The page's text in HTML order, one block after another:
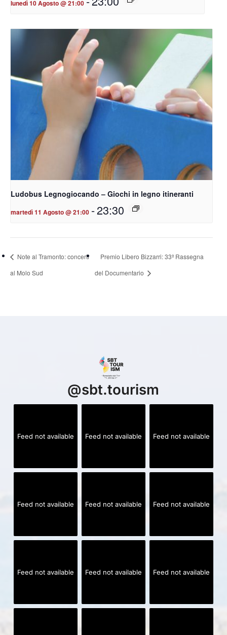
lunedì 10 Agosto @ 21:00
Ludobus Legnogiocando – Giochi in legno itineranti
martedì 11 Agosto @ 21:00 -23:30
Note al Tramonto: concerti
al Molo Sud
Premio Libero Bizzarri: 33ª Rassegna
del Documentario
@sbt.tourism
Feed not available Feed not available Feed not available
Feed not available Feed not available Feed not available
Feed not available Feed not available Feed not available